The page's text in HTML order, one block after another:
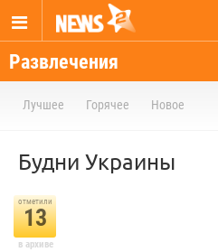
Развлечения
Лучшее Горячее Новое
Будни Украины
отметили
13
в архиве